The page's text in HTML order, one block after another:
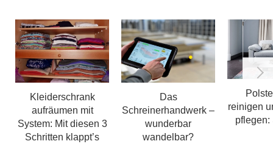
Kleiderschrank
aufräumen mit
System: Mit diesen 3
Schritten klappt’s
Das
Schreinerhandwerk –
wunderbar
wandelbar?
reinigen
pflegen: